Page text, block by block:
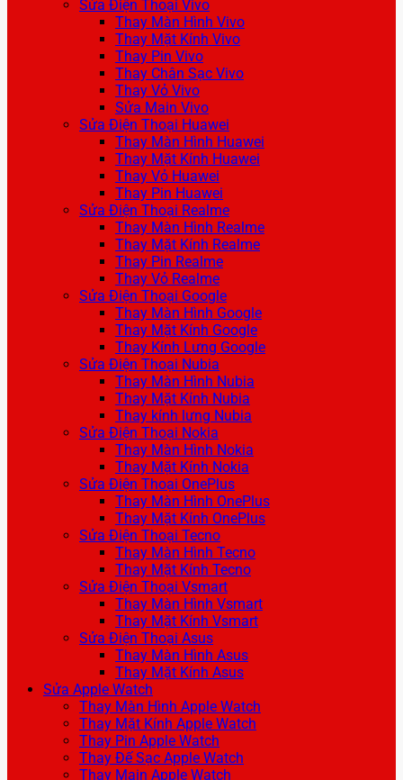
Sửa Điện Thoại Vivo
Thay Màn Hình Vivo
Thay Mặt Kính Vivo
Thay Pin Vivo
Thay Chân Sạc Vivo
Thay Vỏ Vivo
Sửa Main Vivo
Sửa Điện Thoại Huawei
Thay Màn Hình Huawei
Thay Mặt Kính Huawei
Thay Vỏ Huawei
Thay Pin Huawei
Sửa Điện Thoại Realme
Thay Màn Hình Realme
Thay Mặt Kính Realme
Thay Pin Realme
Thay Vỏ Realme
Sửa Điện Thoại Google
Thay Màn Hình Google
Thay Mặt Kính Google
Thay Kính Lưng Google
Sửa Điện Thoại Nubia
Thay Màn Hình Nubia
Thay Mặt Kính Nubia
Thay kính lưng Nubia
Sửa Điện Thoại Nokia
Thay Màn Hình Nokia
Thay Mặt Kính Nokia
Sửa Điện Thoại OnePlus
Thay Màn Hình OnePlus
Thay Mặt Kính OnePlus
Sửa Điện Thoại Tecno
Thay Màn Hình Tecno
Thay Mặt Kính Tecno
Sửa Điện Thoại Vsmart
Thay Màn Hình Vsmart
Thay Mặt Kính Vsmart
Sửa Điện Thoại Asus
Thay Màn Hình Asus
Thay Mặt Kính Asus
Sửa Apple Watch
Thay Màn Hình Apple Watch
Thay Mặt Kính Apple Watch
Thay Pin Apple Watch
Thay Đế Sạc Apple Watch
Thay Main Apple Watch